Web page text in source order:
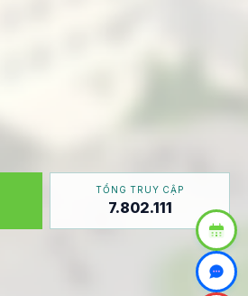
TỔNG TRUY CẬP
7.802.111